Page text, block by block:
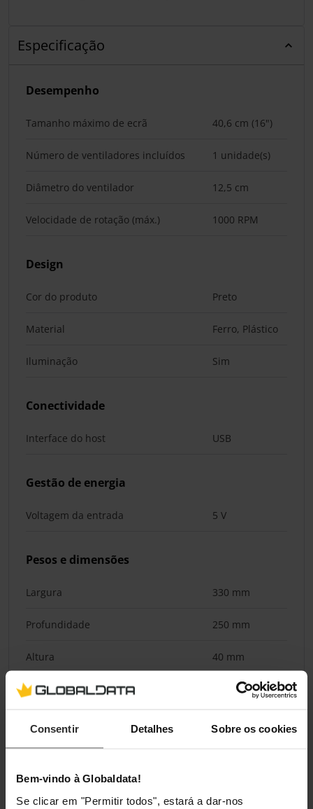
Consentir Detalhes Sobre os cookies
Bem-vindo à Globaldata!
Se clicar em "Permitir todos", estará a dar-nos
Especificação
Desempenho
Tamanho máximo de ecrã 40,6 cm (16")
Número de ventiladores incluídos 1 unidade(s)
Diâmetro do ventilador 12,5 cm
Velocidade de rotação (máx.) 1000 RPM
Design
Cor do produto Preto
Material Ferro, Plástico
Iluminação Sim
Conectividade
Interface do host USB
Gestão de energia
Voltagem da entrada 5 V
Pesos e dimensões
Largura 330 mm
Profundidade 250 mm
Altura 40 mm
Peso 400 g
Classificações